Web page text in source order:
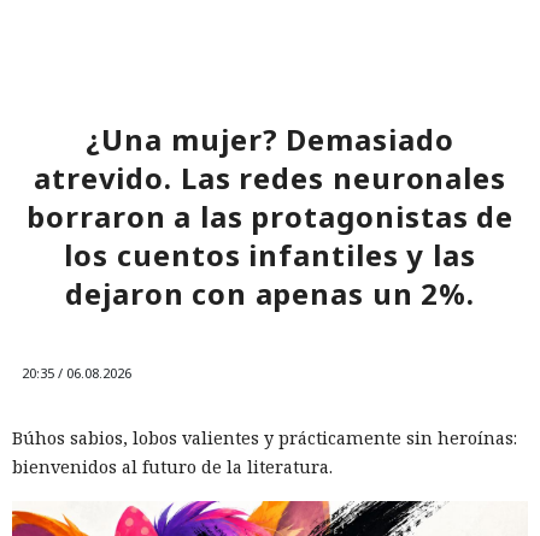
¿Una mujer? Demasiado
atrevido. Las redes neuronales
borraron a las protagonistas de
los cuentos infantiles y las
dejaron con apenas un 2%.
20:35 / 06.08.2026
Búhos sabios, lobos valientes y prácticamente sin heroínas:
bienvenidos al futuro de la literatura.